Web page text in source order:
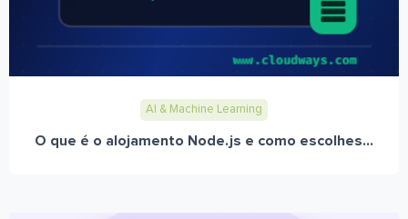
AI & Machine Learning
O que é o alojamento Node.js e como escolhes...